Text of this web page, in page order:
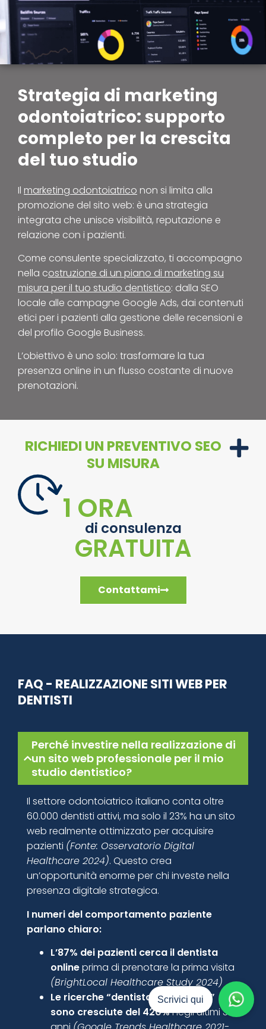
Strategia di marketing
odontoiatrico: supporto
completo per la crescita
del tuo studio
Il marketing odontoiatrico non si limita alla
promozione del sito web: è una strategia
integrata che unisce visibilità, reputazione e
relazione con i pazienti.
Come consulente specializzato, ti accompagno
nella costruzione di un piano di marketing su
misura per il tuo studio dentistico: dalla SEO
locale alle campagne Google Ads, dai contenuti
etici per i pazienti alla gestione delle recensioni e
del profilo Google Business.
L’obiettivo è uno solo: trasformare la tua
presenza online in un flusso costante di nuove
prenotazioni.
RICHIEDI UN PREVENTIVO SEO
SU MISURA
1 ORA
di consulenza
GRATUITA
Contattami
FAQ - REALIZZAZIONE SITI WEB PER
DENTISTI
Perché investire nella realizzazione di
un sito web professionale per il mio
studio dentistico?
Il settore odontoiatrico italiano conta oltre
60.000 dentisti attivi, ma solo il 23% ha un sito
web realmente ottimizzato per acquisire
pazienti (Fonte: Osservatorio Digital
Healthcare 2024). Questo crea
un’opportunità enorme per chi investe nella
presenza digitale strategica.
I numeri del comportamento paziente
parlano chiaro:
L’87% dei pazienti cerca il dentista
onlineprima di prenotare la prima visita
(BrightLocal Healthcare Study 2024)
Le ricerche “dentista vicino a me”
sono cresciute del 420%negli ultimi 3
Scrivici qui